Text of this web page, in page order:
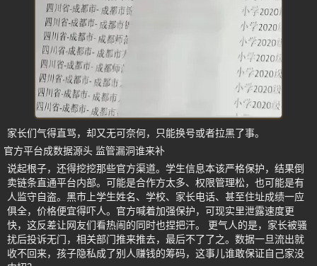
家长们气得直骂，却又无可奈何，只能换号或者拉黑了事。
官方平台成数据源头 监管漏洞谁来补
说起根子，还得挖挖那些官方渠道。学生信息本该严格保护，结果倒
卖链条直通平台内部。可能是合作方太多、权限管理松，也可能是有
人监守自盗。黑市上学生姓名、学校、家长电话、甚至住址成绩一应
俱全，价格便宜得吓人。官方喊着加强保护，可现实里泄露速度更
快，这反差让网友们看热闹的同时也捏把汗。 更气人的是，家长被骚
扰后投诉无门，相关部门推来推去，最后不了了之。数据一旦流出就
收不回来，孩子隐私成了别人赚钱的筹码，这事儿谁敢保证自己家没